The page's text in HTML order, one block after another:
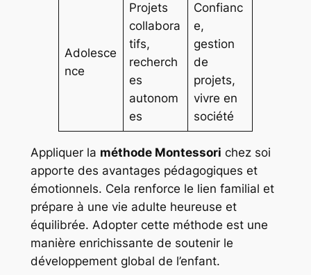
Adolesce
nce
Projets
collabora
tifs,
recherch
es
autonom
es
Confianc
e,
gestion
de
projets,
vivre en
société
Appliquer la méthode Montessori chez soi
apporte des avantages pédagogiques et
émotionnels. Cela renforce le lien familial et
prépare à une vie adulte heureuse et
équilibrée. Adopter cette méthode est une
manière enrichissante de soutenir le
développement global de l’enfant.